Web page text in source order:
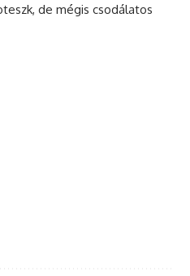
de mégis csodálatos